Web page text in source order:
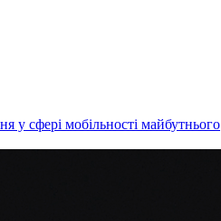
у сфері мобільності майбутнього